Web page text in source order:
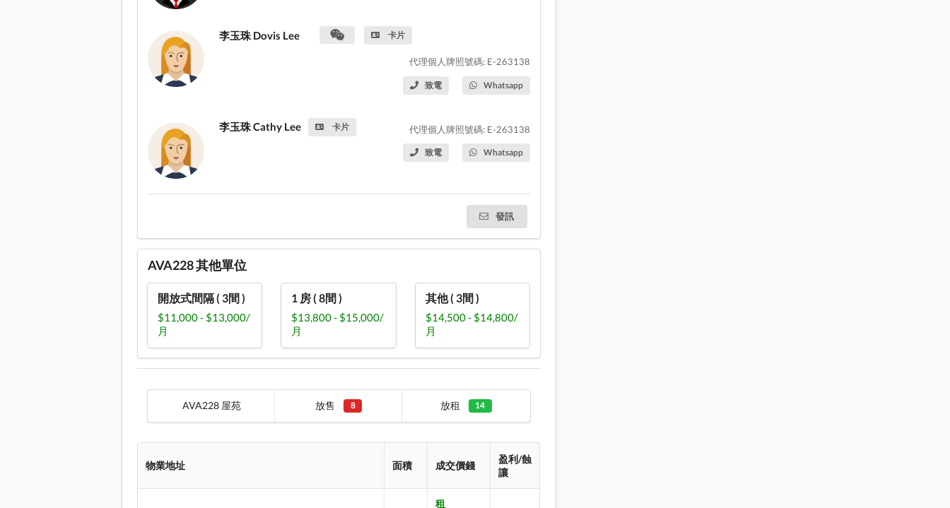
李玉珠 Dovis Lee 卡片
代理個人牌照號碼: E-263138
致電 Whatsapp
李玉珠 Cathy Lee 卡片 代理個人牌照號碼: E-263138
致電 Whatsapp
發訊
AVA228 其他單位
開放式間隔 ( 3間 )
$11,000 - $13,000/
月
1 房 ( 8間 )
$13,800 - $15,000/
月
其他 ( 3間 )
$14,500 - $14,800/
月
AVA228 屋苑 放售 8 放租 14
物業地址 面積 成交價錢
盈利/蝕
讓
租